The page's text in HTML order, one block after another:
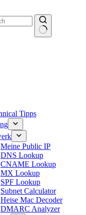
Tipps
Meine Public IP
DNS Lookup
CNAME Lookup
MX Lookup
SPF Lookup
Subnet Calculator
Heise Mac Decoder
DMARC Analyzer